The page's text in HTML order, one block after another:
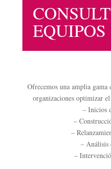
EQUIPOS
Ofrecemos una amplia
organizaciones optimizar
– Inicios
–
–
– Análisis
–